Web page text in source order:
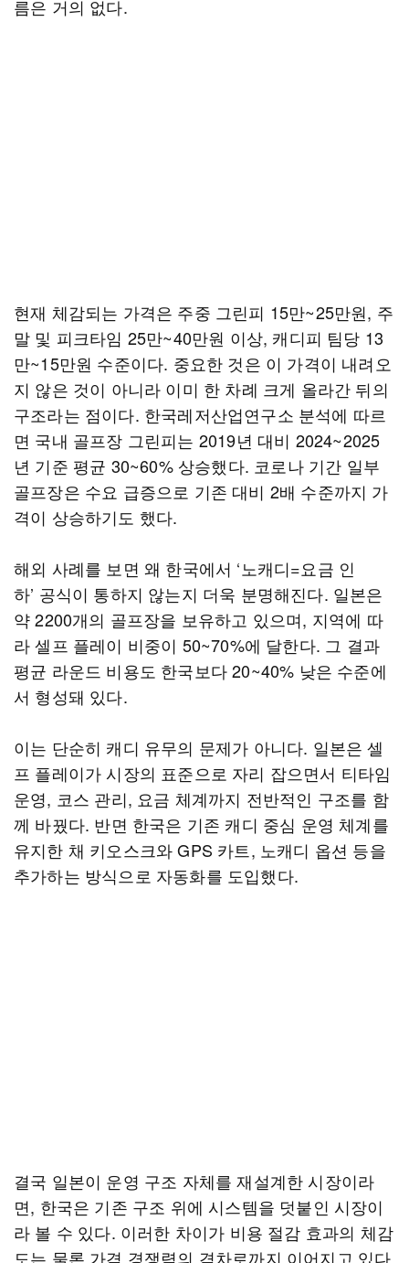
름은 거의 없다.
현재 체감되는 가격은 주중 그린피 15만~25만원, 주
말 및 피크타임 25만~40만원 이상, 캐디피 팀당 13
만~15만원 수준이다. 중요한 것은 이 가격이 내려오
지 않은 것이 아니라 이미 한 차례 크게 올라간 뒤의
구조라는 점이다. 한국레저산업연구소 분석에 따르
면 국내 골프장 그린피는 2019년 대비 2024~2025
년 기준 평균 30~60% 상승했다. 코로나 기간 일부
골프장은 수요 급증으로 기존 대비 2배 수준까지 가
격이 상승하기도 했다.
해외 사례를 보면 왜 한국에서 ‘노캐디=요금 인
하’ 공식이 통하지 않는지 더욱 분명해진다. 일본은
약 2200개의 골프장을 보유하고 있으며, 지역에 따
라 셀프 플레이 비중이 50~70%에 달한다. 그 결과
평균 라운드 비용도 한국보다 20~40% 낮은 수준에
서 형성돼 있다.
이는 단순히 캐디 유무의 문제가 아니다. 일본은 셀
프 플레이가 시장의 표준으로 자리 잡으면서 티타임
운영, 코스 관리, 요금 체계까지 전반적인 구조를 함
께 바꿨다. 반면 한국은 기존 캐디 중심 운영 체계를
유지한 채 키오스크와 GPS 카트, 노캐디 옵션 등을
추가하는 방식으로 자동화를 도입했다.
결국 일본이 운영 구조 자체를 재설계한 시장이라
면, 한국은 기존 구조 위에 시스템을 덧붙인 시장이
라 볼 수 있다. 이러한 차이가 비용 절감 효과의 체감
도는 물론 가격 경쟁력의 격차로까지 이어지고 있다